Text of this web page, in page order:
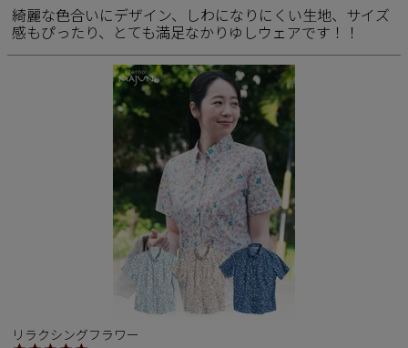
レーベルから探す
綺麗な色合いにデザイン、しわになりにくい生地、サイズ
感もぴったり、とても満足なかりゆしウェアです！！
リラクシングフラワー